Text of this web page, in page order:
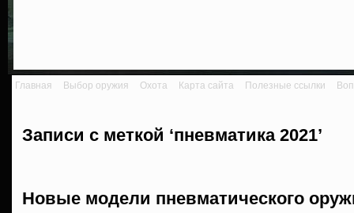
Главная Выбор оружия Охота Карта сайта Полезные ссылки
Записи с меткой ‘пневматика 2021’
Новые модели пневматического